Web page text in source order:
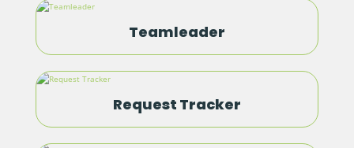
Teamleader
Request Tracker